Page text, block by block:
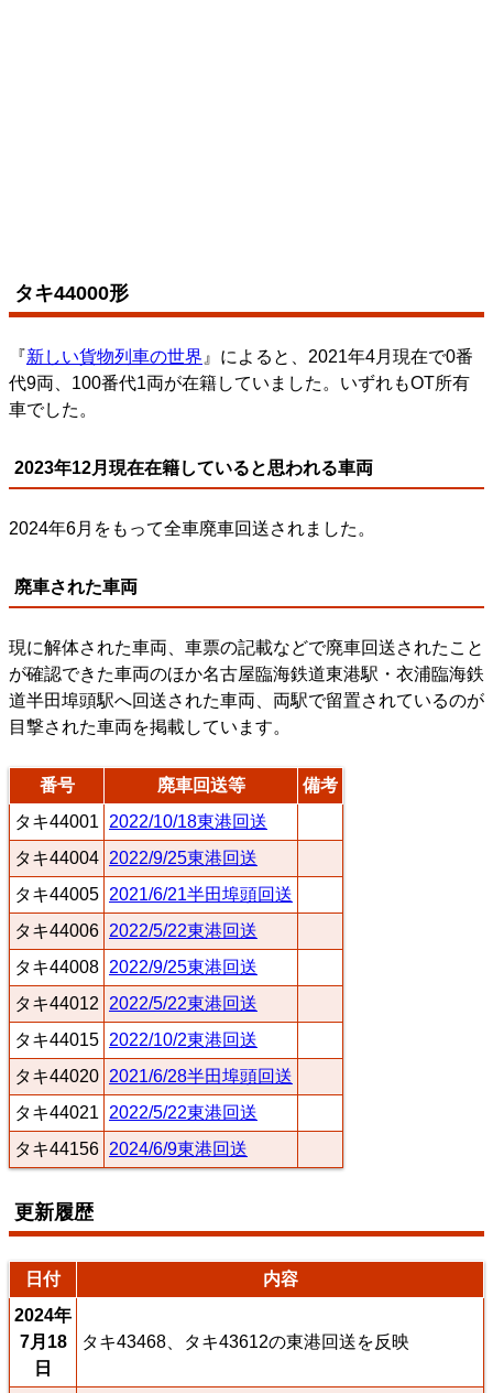
タキ44000形
『新しい貨物列車の世界 』によると、2021年4月現在で0番
代9両、100番代1両が在籍していました。いずれもOT所有
車でした。
2023年12月現在在籍していると思われる車両
2024年6月をもって全車廃車回送されました。
廃車された車両
現に解体された車両、車票の記載などで廃車回送されたこと
が確認できた車両のほか名古屋臨海鉄道東港駅・衣浦臨海鉄
道半田埠頭駅へ回送された車両、両駅で留置されているのが
目撃された車両を掲載しています。
番号 廃車回送等
備考
タキ44001
2022/10/18東港回送
タキ44004 2022/9/25東港回送
タキ44005 2021/6/21半田埠頭回送
タキ44006 2022/5/22東港回送
タキ44008 2022/9/25東港回送
タキ44012
2022/5/22東港回送
タキ44015 2022/10/2東港回送
タキ44020 2021/6/28半田埠頭回送
タキ44021
2022/5/22東港回送
タキ44156 2024/6/9東港回送
更新履歴
日付
内容
2024年
7月18
日
タキ43468、タキ43612の東港回送を反映